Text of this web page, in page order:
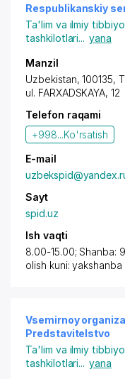
Respublikanskiy
Ta'lim va ilmiy
tashkilotlari... yana
Manzil
Uzbekistan, 100135,
ul. FARXADSKAYA, 12
Telefon raqami
+998...Ko'rsatish
E-mail
Sayt
spid.uz
Ish vaqti
8.00-15.00; Shanba:
olish kuni: yakshanba
Vsemirnoy
Predstavitelstvo
Ta'lim va ilmiy
tashkilotlari... yana